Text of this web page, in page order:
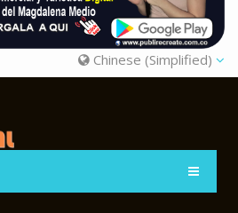
Chinese (Simplified)